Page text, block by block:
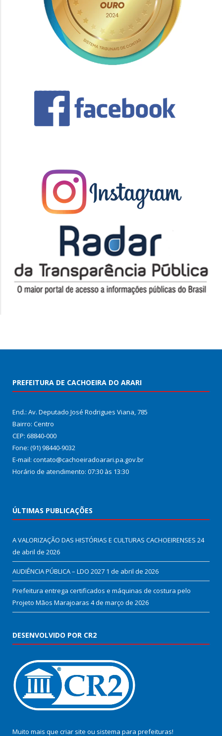
PREFEITURA DE CACHOEIRA DO ARARI
End.: Av. Deputado José Rodrigues Viana, 785
Bairro: Centro
CEP: 68840-000
Fone: (91) 98440-9032
E-mail: contato@cachoeiradoarari.pa.gov.br
Horário de atendimento: 07:30 às 13:30
ÚLTIMAS PUBLICAÇÕES
A VALORIZAÇÃO DAS HISTÓRIAS E CULTURAS CACHOEIRENSES 24
de abril de 2026
AUDIÊNCIA PÚBLICA – LDO 2027 1 de abril de 2026
Prefeitura entrega certificados e máquinas de costura pelo
Projeto Mãos Marajoaras 4 de março de 2026
DESENVOLVIDO POR CR2
Muito mais que criar site ou sistema para prefeituras!